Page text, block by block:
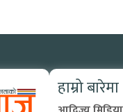
हाम्रो बारेमा